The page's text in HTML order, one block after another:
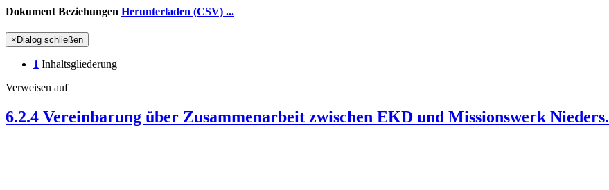
Dokument Beziehungen Herunterladen (CSV) ...
× Dialog schließen
1 Inhaltsgliederung
Verweisen auf
6.2.4 Vereinbarung über Zusammenarbeit zwischen EKD und Missionswerk Nieders.